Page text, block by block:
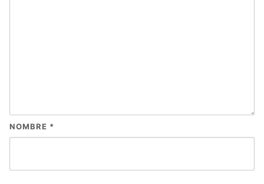
NOMBRE *